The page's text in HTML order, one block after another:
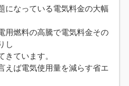
になっている電気料金の大幅
用燃料の高騰で電気料金その
し
ています。
えば電気使用量を減らす省エ